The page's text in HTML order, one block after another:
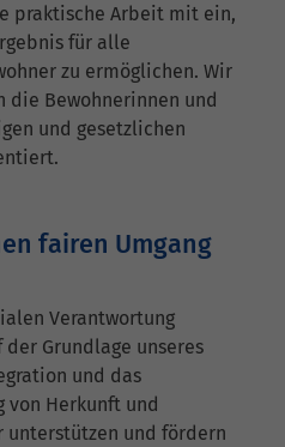
praktische Arbeit mit ein,
für alle
zu ermöglichen. Wir
die Bewohnerinnen und
und gesetzlichen
fairen Umgang
Verantwortung
Grundlage unseres
und das
von Herkunft und
unterstützen und fördern